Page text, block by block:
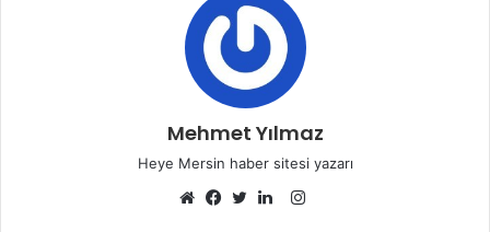
Mehmet Yılmaz
Heye Mersin haber sitesi yazarı
Instagram